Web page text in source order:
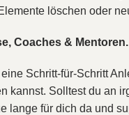
löschen oder
Coaches & Mentoren.
Schritt-für-Schritt
kannst. Solltest du an
lange für dich da und